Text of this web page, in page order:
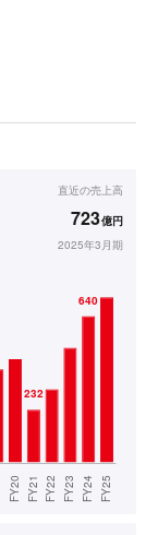
直近の売上高
723億円
2025年3月期